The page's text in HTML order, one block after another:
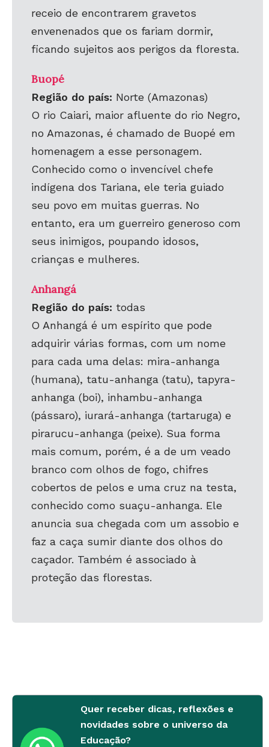
receio de encontrarem gravetos
envenenados que os fariam dormir,
ficando sujeitos aos perigos da floresta.
Buopé
Região do país: Norte (Amazonas)
O rio Caiari, maior afluente do rio Negro,
no Amazonas, é chamado de Buopé em
homenagem a esse personagem.
Conhecido como o invencível chefe
indígena dos Tariana, ele teria guiado
seu povo em muitas guerras. No
entanto, era um guerreiro generoso com
seus inimigos, poupando idosos,
crianças e mulheres.
Anhangá
Região do país: todas
O Anhangá é um espírito que pode
adquirir várias formas, com um nome
para cada uma delas: mira-anhanga
(humana), tatu-anhanga (tatu), tapyra-
anhanga (boi), inhambu-anhanga
(pássaro), iurará-anhanga (tartaruga) e
pirarucu-anhanga (peixe). Sua forma
mais comum, porém, é a de um veado
branco com olhos de fogo, chifres
cobertos de pelos e uma cruz na testa,
conhecido como suaçu-anhanga. Ele
anuncia sua chegada com um assobio e
faz a caça sumir diante dos olhos do
caçador. Também é associado à
proteção das florestas.
Quer receber dicas, reflexões e
novidades sobre o universo da
Educação?